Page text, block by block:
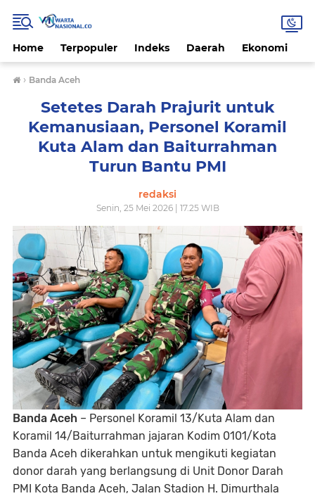
Home Terpopuler Indeks Daerah Ekonomi
› Banda Aceh
Setetes Darah Prajurit untuk
Kemanusiaan, Personel Koramil
Kuta Alam dan Baiturrahman
Turun Bantu PMI
redaksi
Senin, 25 Mei 2026 | 17.25 WIB
Banda Aceh – Personel Koramil 13/Kuta Alam dan
Koramil 14/Baiturrahman jajaran Kodim 0101/Kota
Banda Aceh dikerahkan untuk mengikuti kegiatan
donor darah yang berlangsung di Unit Donor Darah
PMI Kota Banda Aceh, Jalan Stadion H. Dimurthala